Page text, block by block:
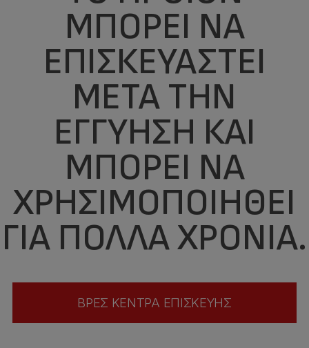
ΜΠΟΡΕΊ ΝΑ
ΕΠΙΣΚΕΥΑΣΤΕΊ
ΜΕΤΆ ΤΗΝ
ΕΓΓΎΗΣΗ ΚΑΙ
ΜΠΟΡΕΊ ΝΑ
ΧΡΗΣΙΜΟΠΟΙΗΘΕΊ
ΓΙΑ ΠΟΛΛΆ ΧΡΌΝΙΑ.
ΒΡΕΣ ΚΕΝΤΡΑ ΕΠΙΣΚΕΥΗΣ